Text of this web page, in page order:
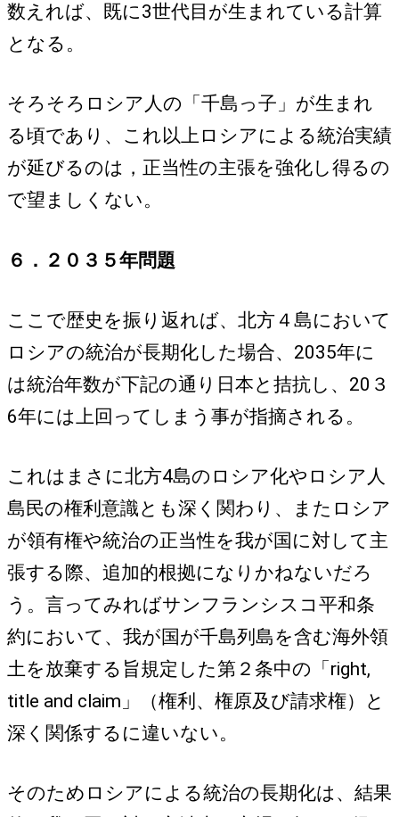
数えれば、既に3世代目が生まれている計算
となる。
そろそろロシア人の「千島っ子」が生まれ
る頃であり、これ以上ロシアによる統治実績
が延びるのは，正当性の主張を強化し得るの
で望ましくない。
６．２０３５年問題
ここで歴史を振り返れば、北方４島において
ロシアの統治が長期化した場合、2035年に
は統治年数が下記の通り日本と拮抗し、20３
6年には上回ってしまう事が指摘される。
これはまさに北方4島のロシア化やロシア人
島民の権利意識とも深く関わり、またロシア
が領有権や統治の正当性を我が国に対して主
張する際、追加的根拠になりかねないだろ
う。言ってみればサンフランシスコ平和条
約において、我が国が千島列島を含む海外領
土を放棄する旨規定した第２条中の「right,
title and claim」（権利、権原及び請求権）と
深く関係するに違いない。
そのためロシアによる統治の長期化は、結果